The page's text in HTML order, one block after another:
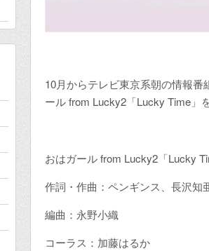
10月からテレビ東京系朝の情報
ール from Lucky2「Lucky Time」
おはガール from Lucky2「Lucky
作詞・作曲：ペンギンス、長沢知
編曲：永野小織
コーラス：加藤はるか